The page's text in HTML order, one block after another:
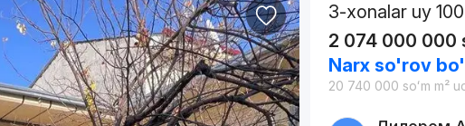
3-xonalar uy
2 074 000 000
Narx so'rov
20 740 000 soʻm m²